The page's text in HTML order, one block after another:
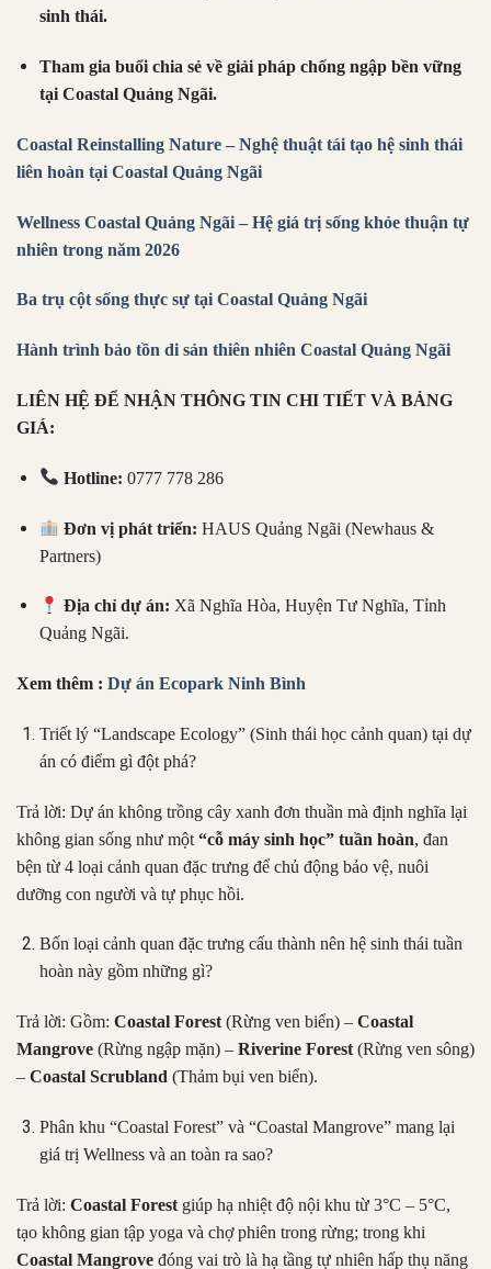
sinh thái.
Tham gia buổi chia sẻ về giải pháp chống ngập bền vững
tại Coastal Quảng Ngãi.
Coastal Reinstalling Nature – Nghệ thuật tái tạo hệ sinh thái
liên hoàn tại Coastal Quảng Ngãi
Wellness Coastal Quảng Ngãi – Hệ giá trị sống khỏe thuận tự
nhiên trong năm 2026
Ba trụ cột sống thực sự tại Coastal Quảng Ngãi
Hành trình bảo tồn di sản thiên nhiên Coastal Quảng Ngãi
LIÊN HỆ ĐỂ NHẬN THÔNG TIN CHI TIẾT VÀ BẢNG
GIÁ:
Hotline: 0777 778 286
Đơn vị phát triển: HAUS Quảng Ngãi (Newhaus &
Partners)
Địa chỉ dự án: Xã Nghĩa Hòa, Huyện Tư Nghĩa, Tỉnh
Quảng Ngãi.
Xem thêm : Dự án Ecopark Ninh Bình
Triết lý “Landscape Ecology” (Sinh thái học cảnh quan) tại dự
án có điểm gì đột phá?
Trả lời: Dự án không trồng cây xanh đơn thuần mà định nghĩa lại
không gian sống như một “cỗ máy sinh học” tuần hoàn, đan
bện từ 4 loại cảnh quan đặc trưng để chủ động bảo vệ, nuôi
dưỡng con người và tự phục hồi.
Bốn loại cảnh quan đặc trưng cấu thành nên hệ sinh thái tuần
hoàn này gồm những gì?
Trả lời: Gồm: Coastal Forest (Rừng ven biển) – Coastal
Mangrove (Rừng ngập mặn) – Riverine Forest (Rừng ven sông)
– Coastal Scrubland (Thảm bụi ven biển).
Phân khu “Coastal Forest” và “Coastal Mangrove” mang lại
giá trị Wellness và an toàn ra sao?
Trả lời: Coastal Forest giúp hạ nhiệt độ nội khu từ 3°C – 5°C,
tạo không gian tập yoga và chợ phiên trong rừng; trong khi
Coastal Mangrove đóng vai trò là hạ tầng tự nhiên hấp thụ năng